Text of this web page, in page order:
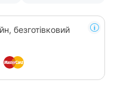
безготівковий